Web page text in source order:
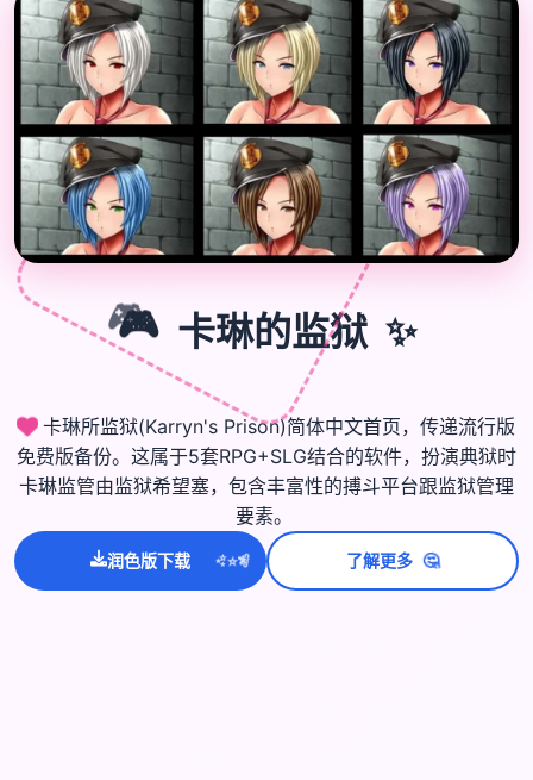
🎮
🎮 卡琳的监狱 ✨
卡琳所监狱(Karryn's Prison)简体中文首页，传递流行版
免费版备份。这属于5套RPG+SLG结合的软件，扮演典狱时
卡琳监管由监狱希望塞，包含丰富性的搏斗平台跟监狱管理
要素。
润色版下载 ✨⭐💫 了解更多 🤔